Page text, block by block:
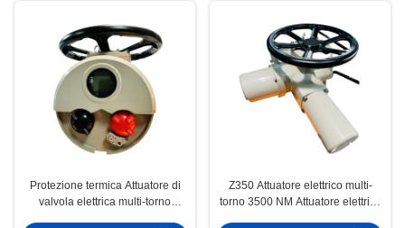
Protezione termica Attuatore di
valvola elettrica multi-torno
Z350 Attuatore elettrico multi-
torno 3500 NM Attuatore elettrico